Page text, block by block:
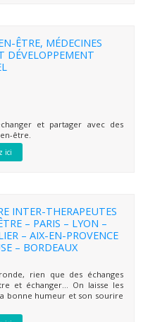
ÊTRE, MÉDECINES
DÉVELOPPEMENT
et partager avec des
être.
ici
INTER-THERAPEUTES
– PARIS – LYON –
– AIX-EN-PROVENCE
– BORDEAUX
rien que des échanges
et échanger… On laisse les
bonne humeur et son sourire